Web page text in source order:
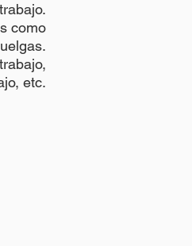
como
etc.